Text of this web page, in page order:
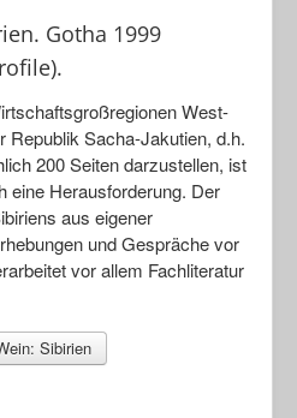
Gotha 1999
West-
Republik Sacha-Jakutien, d.h.
200 Seiten darzustellen, ist
eine Herausforderung. Der
aus eigener
und Gespräche vor
vor allem Fachliteratur
Sibirien